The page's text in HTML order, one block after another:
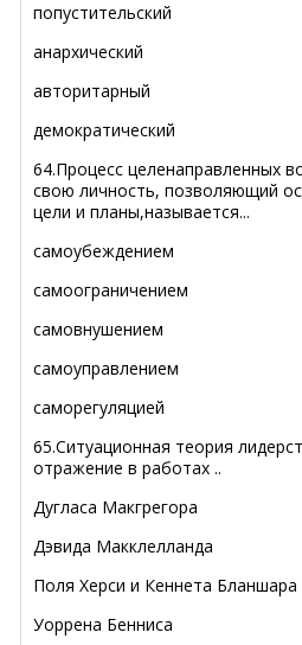
попустительский
анархический
авторитарный
демократический
64.Процесс целенаправленных
свою личность, позволяющий
цели и планы,называется...
самоубеждением
самоограничением
самовнушением
самоуправлением
саморегуляцией
65.Ситуационная теория
отражение в работах ..
Дугласа Макгрегора
Дэвида Макклелланда
Поля Херси и Кеннета Бланшара
Уоррена Бенниса